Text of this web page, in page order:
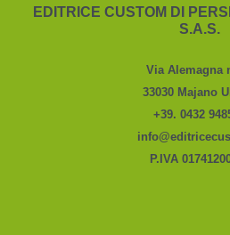
EDITRICE CUSTOM DI
S.A.S.
Via Alemagna
33030 Majano
+39. 0432
P.IVA